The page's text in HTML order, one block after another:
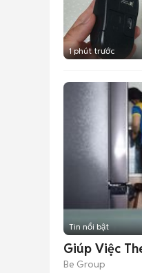
1 phút trước
Tin nổi bật
Giúp Việc
Be Group